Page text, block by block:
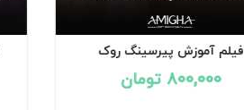
فیلم آموزش پیرسینگ روک
800,000 تومان